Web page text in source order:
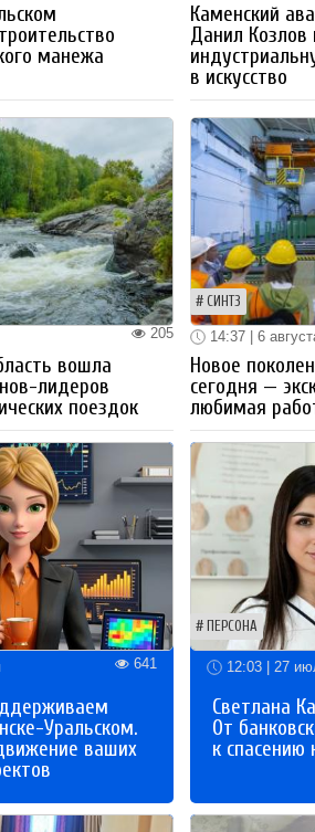
манежа
Каменский
Данил Козлов
в искусство
205
вошла
лидеров
поездок
СИНТЗ
14:37 | 6
Новое
сегодня —
любимая
641
Уральском.
ваших
ПЕРСОНА
12:03 | 27
Светлана
От
к спасению